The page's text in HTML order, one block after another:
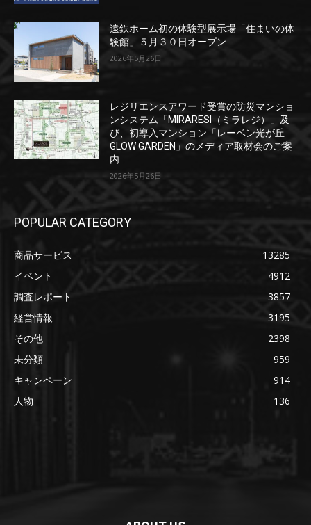
遠鉄ホーム初の体験型展示場「住まいの体
験館」５月３０日オープン
2026年5月26日
レジリエンスアワード受賞の防災マンショ
ンシステム「MIRARESI（ミラレジ）」及
び、初導入マンション「レーベン光が丘
GLOW GARDEN」のメディア取材会のご案
内
2026年5月26日
POPULAR CATEGORY
商品サービス
13285
イベント
4912
調査レポート
3857
経営情報
3195
その他
2398
未分類
959
キャンペーン
914
人物
136